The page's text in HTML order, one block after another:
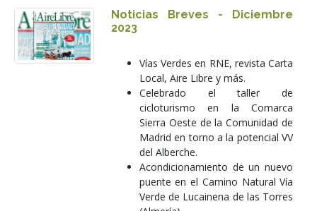
Noticias Breves - Diciembre
2023
Vías Verdes en RNE, revista Carta
Local, Aire Libre y más.
Celebrado el taller de
cicloturismo en la Comarca
Sierra Oeste de la Comunidad de
Madrid en torno a la potencial VV
del Alberche.
Acondicionamiento de un nuevo
puente en el Camino Natural Vía
Verde de Lucainena de las Torres